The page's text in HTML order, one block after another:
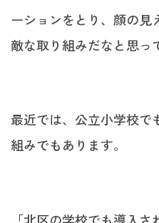
ーションをとり、顔の見
敵な取り組みだなと思っ
最近では、公立小学校で
組みでもあります。
「北区の学校でも導入